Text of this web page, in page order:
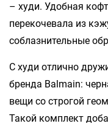
– худи. Удобная
перекочевала из
соблазнительные
С худи отлично
бренда Balmain:
вещи со строгой
Такой комплект